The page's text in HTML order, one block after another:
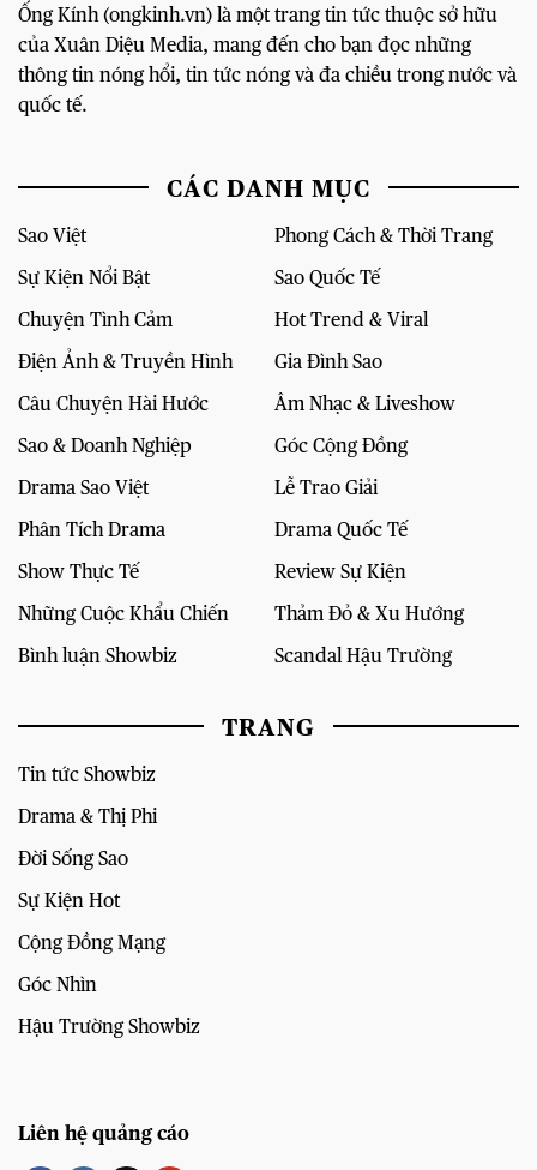
Ống Kính (ongkinh.vn) là một trang tin tức thuộc sở hữu
của Xuân Diệu Media, mang đến cho bạn đọc những
thông tin nóng hổi, tin tức nóng và đa chiều trong nước và
quốc tế.
CÁC DANH MỤC
Sao Việt
Phong Cách & Thời Trang
Sự Kiện Nổi Bật
Sao Quốc Tế
Chuyện Tình Cảm
Hot Trend & Viral
Điện Ảnh & Truyền Hình
Gia Đình Sao
Câu Chuyện Hài Hước
Âm Nhạc & Liveshow
Sao & Doanh Nghiệp
Góc Cộng Đồng
Drama Sao Việt
Lễ Trao Giải
Phân Tích Drama
Drama Quốc Tế
Show Thực Tế
Review Sự Kiện
Những Cuộc Khẩu Chiến
Thảm Đỏ & Xu Hướng
Bình luận Showbiz
Scandal Hậu Trường
TRANG
Tin tức Showbiz
Drama & Thị Phi
Đời Sống Sao
Sự Kiện Hot
Cộng Đồng Mạng
Góc Nhìn
Hậu Trường Showbiz
Liên hệ quảng cáo